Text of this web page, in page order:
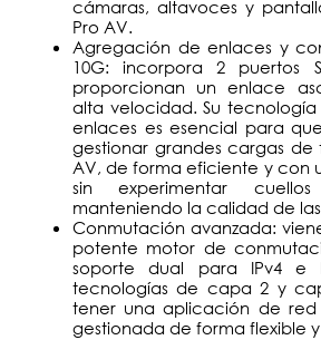
cámaras, altavoces y
Pro AV.
Agregación de enlaces y
10G: incorpora 2 puertos
proporcionan un enlace
alta velocidad. Su
enlaces es esencial para
gestionar grandes cargas
AV, de forma eficiente y con
sin experimentar
manteniendo la calidad de las
Conmutación avanzada:
potente motor de
soporte dual para IPv4 e
tecnologías de capa 2 y
tener una aplicación de red
gestionada de forma flexible